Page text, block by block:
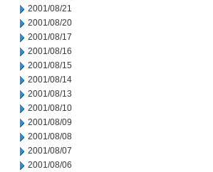
2001/08/21
2001/08/20
2001/08/17
2001/08/16
2001/08/15
2001/08/14
2001/08/13
2001/08/10
2001/08/09
2001/08/08
2001/08/07
2001/08/06